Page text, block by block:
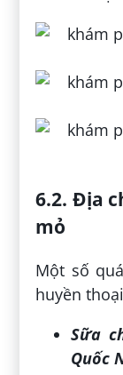
6.2. Địa
mỏ
Một số
huyền
Sữa
Quốc